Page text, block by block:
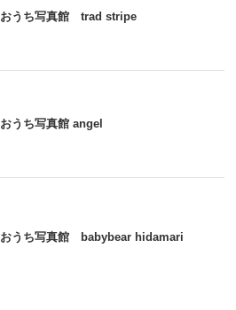
おうち写真館 trad stripe
おうち写真館 angel
おうち写真館 babybear hidamari